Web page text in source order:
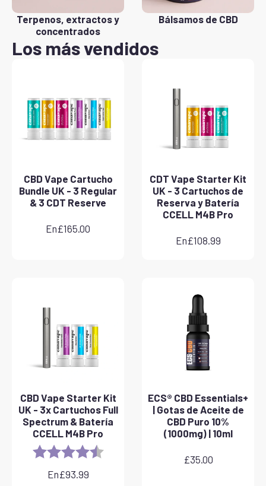
Terpenos, extractos y
concentrados
Bálsamos de CBD
Los más vendidos
CBD Vape Cartucho
Bundle UK - 3 Regular
& 3 CDT Reserve
En£165.00
CDT Vape Starter Kit
UK - 3 Cartuchos de
Reserva y Batería
CCELL M4B Pro
En£108.99
CBD Vape Starter Kit
UK - 3x Cartuchos Full
Spectrum & Batería
CCELL M4B Pro
Rating: 4.8 out of 5 stars
En£93.99
ECS® CBD Essentials+
| Gotas de Aceite de
CBD Puro 10%
(1000mg) | 10ml
£35.00